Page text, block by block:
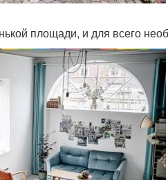
площади, и для всего